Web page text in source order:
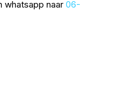
whatsapp naar 06-